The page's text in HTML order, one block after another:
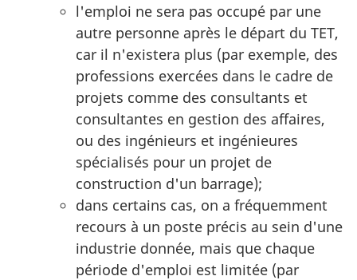
l'emploi ne sera pas occupé par une
autre personne après le départ du TET,
car il n'existera plus (par exemple, des
professions exercées dans le cadre de
projets comme des consultants et
consultantes en gestion des affaires,
ou des ingénieurs et ingénieures
spécialisés pour un projet de
construction d'un barrage);
dans certains cas, on a fréquemment
recours à un poste précis au sein d'une
industrie donnée, mais que chaque
période d'emploi est limitée (par